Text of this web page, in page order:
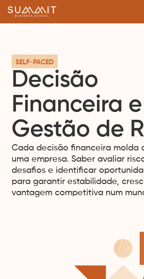
Summit
Business
SELF-PACED
Decisão
Financeira e
Gestão de
Cada decisão financeira molda
uma empresa. Saber avaliar
desafios e identificar
para garantir estabilidade,
vantagem competitiva num